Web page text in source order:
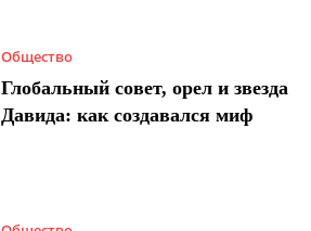
Общество
Глобальный совет, орел и звезда
Давида: как создавался миф